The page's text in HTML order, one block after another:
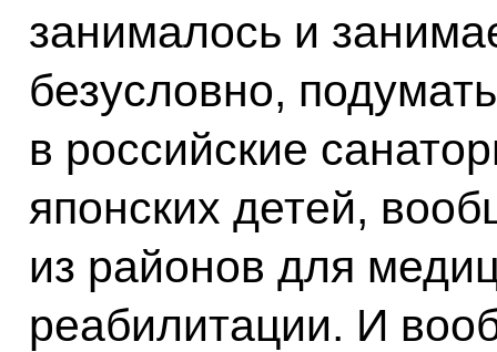
занималось и
безусловно,
в российские
японских детей,
из районов для
реабилитации. И